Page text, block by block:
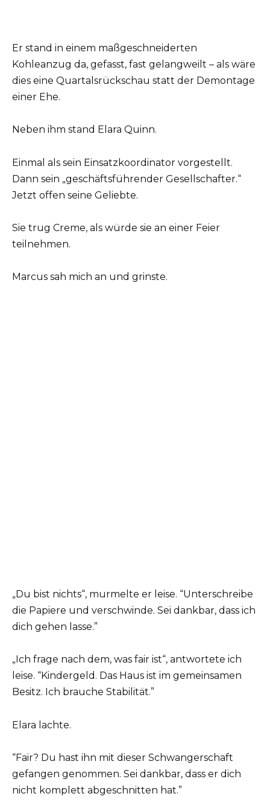
Er stand in einem maßgeschneiderten
Kohleanzug da, gefasst, fast gelangweilt – als wäre
dies eine Quartalsrückschau statt der Demontage
einer Ehe.
Neben ihm stand Elara Quinn.
Einmal als sein Einsatzkoordinator vorgestellt.
Dann sein „geschäftsführender Gesellschafter.“
Jetzt offen seine Geliebte.
Sie trug Creme, als würde sie an einer Feier
teilnehmen.
Marcus sah mich an und grinste.
„Du bist nichts“, murmelte er leise. “Unterschreibe
die Papiere und verschwinde. Sei dankbar, dass ich
dich gehen lasse.”
„Ich frage nach dem, was fair ist“, antwortete ich
leise. “Kindergeld. Das Haus ist im gemeinsamen
Besitz. Ich brauche Stabilität.”
Elara lachte.
“Fair? Du hast ihn mit dieser Schwangerschaft
gefangen genommen. Sei dankbar, dass er dich
nicht komplett abgeschnitten hat.”